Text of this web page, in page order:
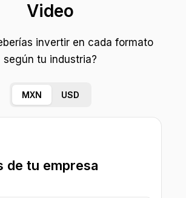
Video
invertir en cada formato
según tu industria?
MXN USD
de tu empresa